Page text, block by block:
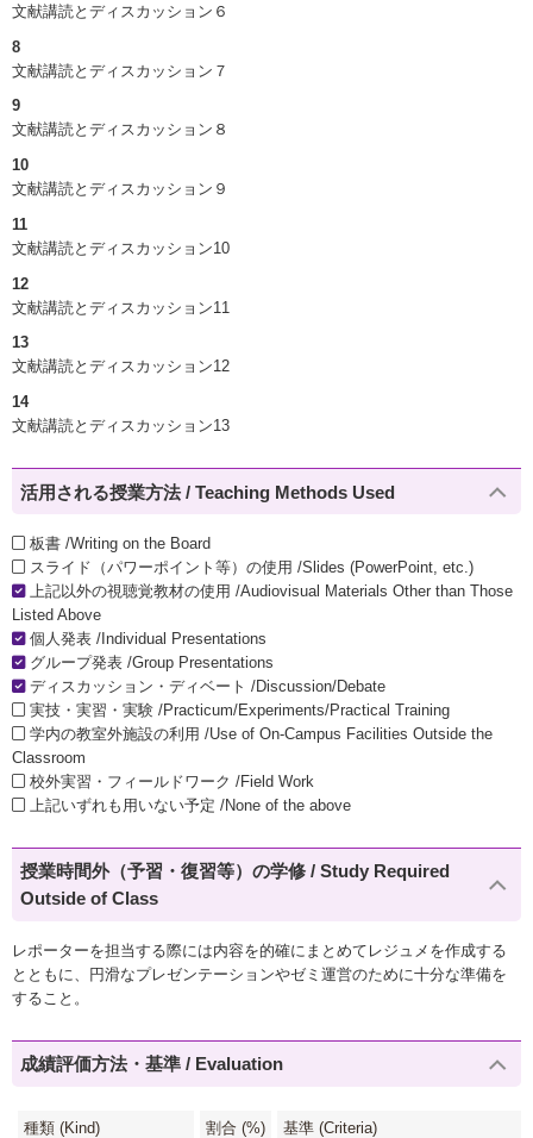
文献講読とディスカッション６
8
文献講読とディスカッション７
9
文献講読とディスカッション８
10
文献講読とディスカッション９
11
文献講読とディスカッション10
12
文献講読とディスカッション11
13
文献講読とディスカッション12
14
文献講読とディスカッション13
活用される授業方法 / Teaching Methods Used
板書 /Writing on the Board
スライド（パワーポイント等）の使用 /Slides (PowerPoint, etc.)
上記以外の視聴覚教材の使用 /Audiovisual Materials Other than Those
Listed Above
個人発表 /Individual Presentations
グループ発表 /Group Presentations
ディスカッション・ディベート /Discussion/Debate
実技・実習・実験 /Practicum/Experiments/Practical Training
学内の教室外施設の利用 /Use of On-Campus Facilities Outside the
Classroom
校外実習・フィールドワーク /Field Work
上記いずれも用いない予定 /None of the above
授業時間外（予習・復習等）の学修 / Study Required
Outside of Class
レポーターを担当する際には内容を的確にまとめてレジュメを作成する
とともに、円滑なプレゼンテーションやゼミ運営のために十分な準備を
すること。
成績評価方法・基準 / Evaluation
種類 (Kind) 割合 (%) 基準 (Criteria)